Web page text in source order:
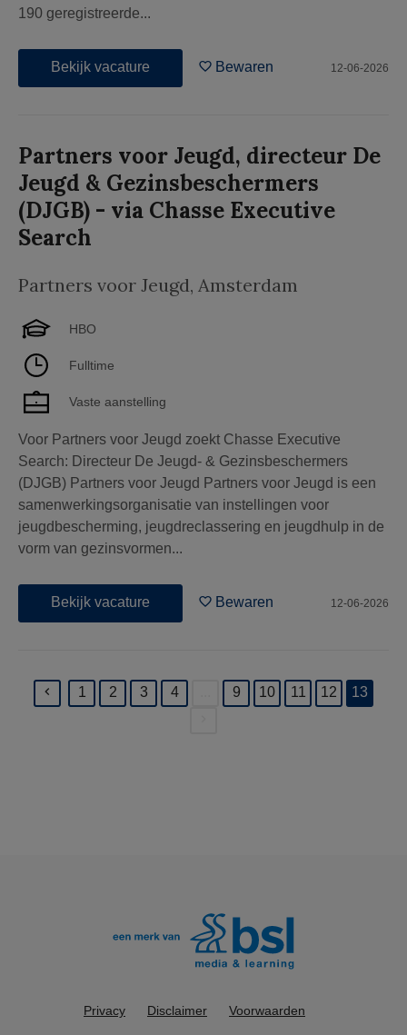
190 geregistreerde...
Bekijk vacature Bewaren 12-06-2026
Partners voor Jeugd, directeur De
Jeugd & Gezinsbeschermers
(DJGB) - via Chasse Executive
Search
Partners voor Jeugd, Amsterdam
HBO
Fulltime
Vaste aanstelling
Voor Partners voor Jeugd zoekt Chasse Executive
Search: Directeur De Jeugd- & Gezinsbeschermers
(DJGB) Partners voor Jeugd Partners voor Jeugd is een
samenwerkingsorganisatie van instellingen voor
jeugdbescherming, jeugdreclassering en jeugdhulp in de
vorm van gezinsvormen...
Bekijk vacature Bewaren 12-06-2026
1 2 3 4 9 10 11 12
13
Privacy Disclaimer Voorwaarden